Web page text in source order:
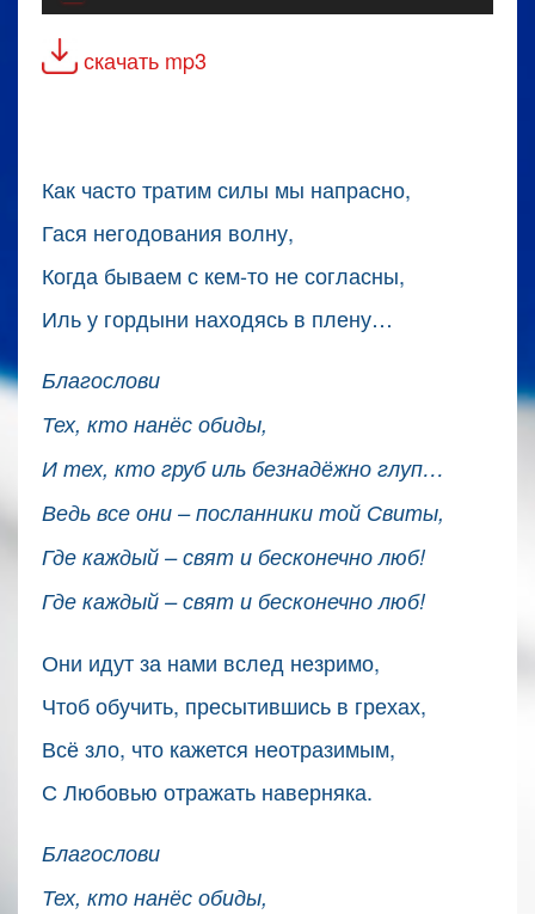
скачать mp3
Как часто тратим силы мы напрасно,
Гася негодования волну,
Когда бываем с кем-то не согласны,
Иль у гордыни находясь в плену…
Благослови
Тех, кто нанёс обиды,
И тех, кто груб иль безнадёжно глуп…
Ведь все они – посланники той Свиты,
Где каждый – свят и бесконечно люб!
Где каждый – свят и бесконечно люб!
Они идут за нами вслед незримо,
Чтоб обучить, пресытившись в грехах,
Всё зло, что кажется неотразимым,
С Любовью отражать наверняка.
Благослови
Тех, кто нанёс обиды,